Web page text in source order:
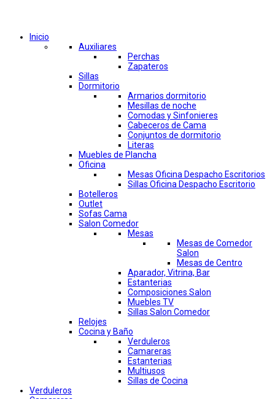
Inicio
Auxiliares
Perchas
Zapateros
Sillas
Dormitorio
Armarios dormitorio
Mesillas de noche
Comodas y Sinfonieres
Cabeceros de Cama
Conjuntos de dormitorio
Literas
Muebles de Plancha
Oficina
Mesas Oficina Despacho Escritorios
Sillas Oficina Despacho Escritorio
Botelleros
Outlet
Sofas Cama
Salon Comedor
Mesas
Mesas de Comedor
Salon
Mesas de Centro
Aparador, Vitrina, Bar
Estanterias
Composiciones Salon
Muebles TV
Sillas Salon Comedor
Relojes
Cocina y Baño
Verduleros
Camareras
Estanterias
Multiusos
Sillas de Cocina
Verduleros